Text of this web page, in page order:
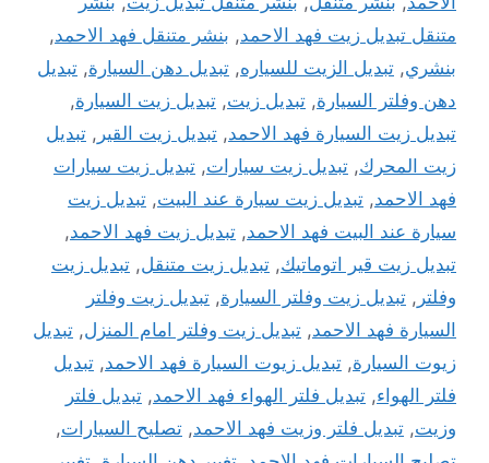
متنقل تبديل زيت فهد الاحمد, بنشر متنقل فهد الاحمد,
بنشري, تبديل الزيت للسياره, تبديل دهن السيارة, تبديل
دهن وفلتر السيارة, تبديل زيت, تبديل زيت السيارة,
تبديل زيت السيارة فهد الاحمد, تبديل زيت القير , تبديل
زيت المحرك, تبديل زيت سيارات, تبديل زيت سيارات
فهد الاحمد, تبديل زيت سيارة عند البيت, تبديل زيت
سيارة عند البيت فهد الاحمد, تبديل زيت فهد الاحمد,
تبديل زيت قير اتوماتيك, تبديل زيت متنقل, تبديل زيت
وفلتر , تبديل زيت وفلتر السيارة, تبديل زيت وفلتر
السيارة فهد الاحمد, تبديل زيت وفلتر امام المنزل, تبديل
زيوت السيارة, تبديل زيوت السيارة فهد الاحمد, تبديل
فلتر الهواء, تبديل فلتر الهواء فهد الاحمد, تبديل فلتر
وزيت, تبديل فلتر وزيت فهد الاحمد, تصليح السيارات,